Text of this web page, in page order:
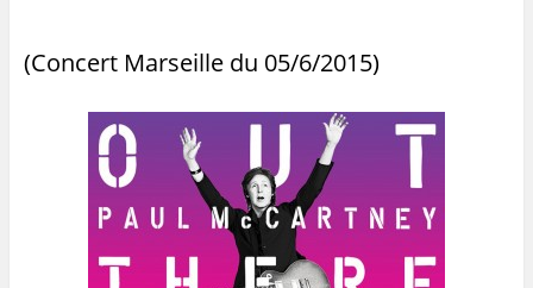
(Concert Marseille du 05/6/2015)